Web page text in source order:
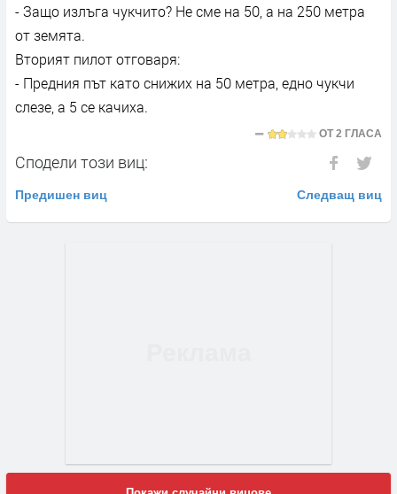
- Защо излъга чукчито? Не сме на 50, а на 250 метра
от земята.
Вторият пилот отговаря:
- Предния път като снижих на 50 метра, едно чукчи
слезе, а 5 се качиха.
ОТ2 ГЛАСА
Сподели този виц:
Предишен виц Следващ виц